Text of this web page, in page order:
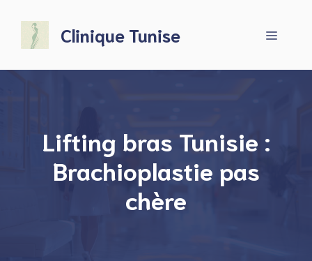
contenu
Clinique Tunise Menu
Lifting bras Tunisie :
Brachioplastie pas
chère